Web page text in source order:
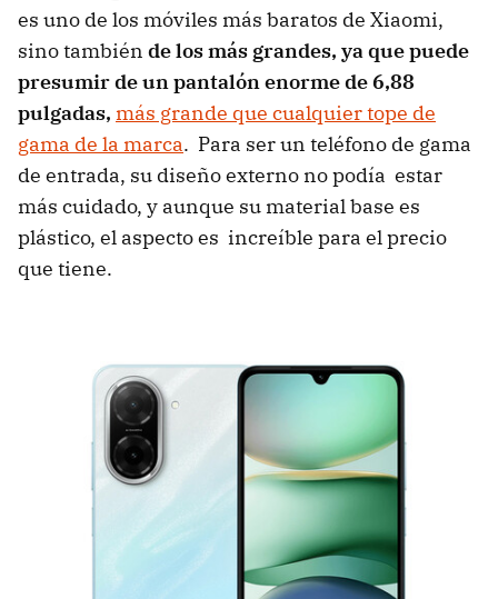
es uno de los móviles más baratos de Xiaomi,
sino también de los más grandes, ya que puede
presumir de un pantalón enorme de 6,88
pulgadas, más grande que cualquier tope de
gama de la marca. Para ser un teléfono de gama
de entrada, su diseño externo no podía estar
más cuidado, y aunque su material base es
plástico, el aspecto es increíble para el precio
que tiene.